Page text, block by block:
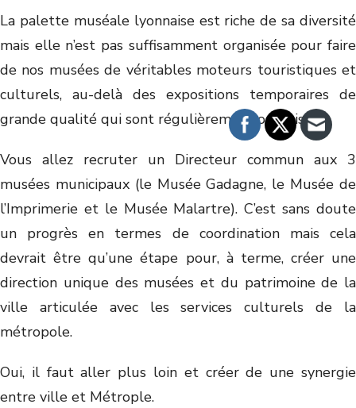
La palette muséale lyonnaise est riche de sa diversité
mais elle n’est pas suffisamment organisée pour faire
de nos musées de véritables moteurs touristiques et
culturels, au-delà des expositions temporaires de
grande qualité qui sont régulièrement organisées.
Vous allez recruter un Directeur commun aux 3
musées municipaux (le Musée Gadagne, le Musée de
l’Imprimerie et le Musée Malartre). C’est sans doute
un progrès en termes de coordination mais cela
devrait être qu’une étape pour, à terme, créer une
direction unique des musées et du patrimoine de la
ville articulée avec les services culturels de la
métropole.
Oui, il faut aller plus loin et créer de une synergie
entre ville et Métrople.